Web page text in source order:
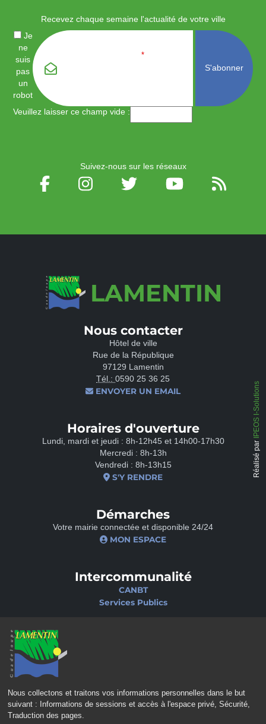
Nous collectons et traitons vos informations personnelles dans le but
suivant :
Informations de sessions et accès à l'espace privé, Sécurité,
Traduction des pages
LAMENTIN
Nous contacter
Hôtel de ville
Rue de la République
97129 Lamentin
Tél.: 0590 25 36 25
ENVOYER UN EMAIL
Horaires d'ouverture
Lundi, mardi et jeudi : 8h-12h45 et 14h00-17h30
Mercredi : 8h-13h
Vendredi : 8h-13h15
S'Y RENDRE
Démarches
Votre mairie connectée et disponible 24/24
MON ESPACE
Intercommunalité
CANBT
Services Publics
Ciné-Théâtre
Recevez chaque semaine l'actualité de votre ville
Je
ne
suis
pas
un
robot
*
Veuillez laisser ce champ vide :
Suivez-nous sur les réseaux
Réalisé par
IPEOS I-Solutions